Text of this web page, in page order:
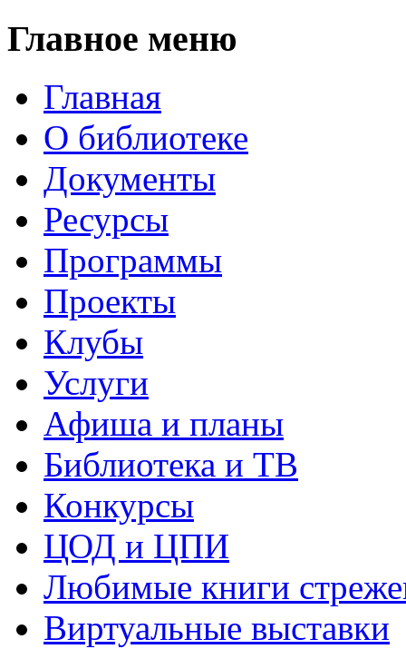
Главное меню
Главная
О библиотеке
Документы
Ресурсы
Программы
Проекты
Клубы
Услуги
Афиша и планы
Библиотека и ТВ
Конкурсы
ЦОД и ЦПИ
Любимые книги
Виртуальные выставки